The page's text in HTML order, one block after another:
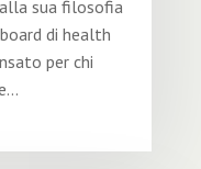
sua filosofia
di health
per chi